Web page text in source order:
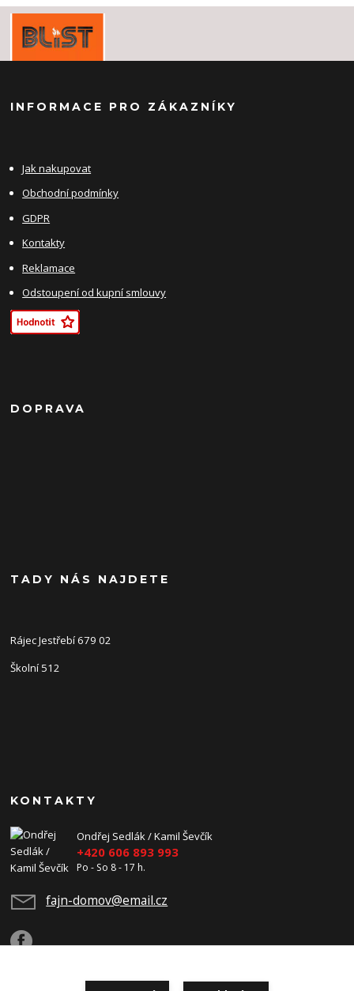
INFORMACE PRO ZÁKAZNÍKY
Jak nakupovat
Obchodní podmínky
GDPR
Kontakty
Reklamace
Odstoupení od kupní smlouvy
DOPRAVA
TADY NÁS NAJDETE
Rájec Jestřebí 679 02
Školní 512
KONTAKTY
Ondřej Sedlák / Kamil Ševčík
+420 606 893 993
Po - So 8 - 17 h.
fajn-domov@email.cz